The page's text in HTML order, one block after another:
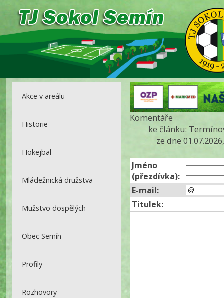
Akce v areálu
Historie
Hokejbal
Mládežnická družstva
Mužstvo dospělých
Obec Semín
Profily
Rozhovory
Komentáře
ke článku:
ze dne
Jméno
(přezdívka):
E-mail:
Titulek: